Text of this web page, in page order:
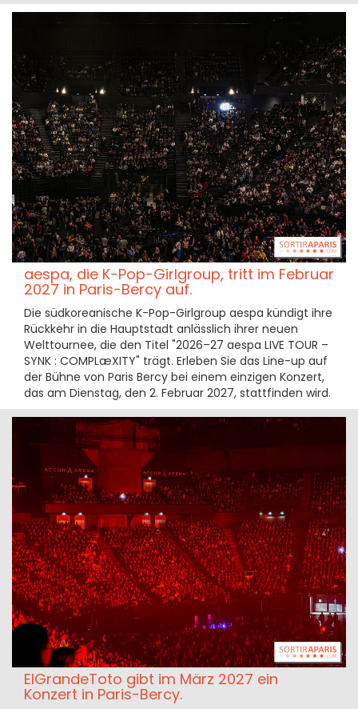
aespa, die K-Pop-Girlgroup, tritt im Februar
2027 in Paris-Bercy auf.
Die südkoreanische K-Pop-Girlgroup aespa kündigt ihre
Rückkehr in die Hauptstadt anlässlich ihrer neuen
Welttournee, die den Titel "2026–27 aespa LIVE TOUR –
SYNK : COMPLæXITY" trägt. Erleben Sie das Line-up auf
der Bühne von Paris Bercy bei einem einzigen Konzert,
das am Dienstag, den 2. Februar 2027, stattfinden wird.
ElGrandeToto gibt im März 2027 ein
Konzert in Paris-Bercy.